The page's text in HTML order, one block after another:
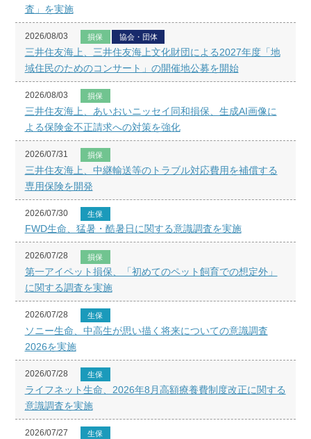
査」を実施
2026/08/03 損保 協会・団体
三井住友海上、三井住友海上文化財団による2027年度「地
域住民のためのコンサート」の開催地公募を開始
2026/08/03 損保
三井住友海上、あいおいニッセイ同和損保、生成AI画像に
よる保険金不正請求への対策を強化
2026/07/31 損保
三井住友海上、中継輸送等のトラブル対応費用を補償する
専用保険を開発
2026/07/30 生保
FWD生命、猛暑・酷暑日に関する意識調査を実施
2026/07/28 損保
第一アイペット損保、「初めてのペット飼育での想定外」
に関する調査を実施
2026/07/28 生保
ソニー生命、中高生が思い描く将来についての意識調査
2026を実施
2026/07/28 生保
ライフネット生命、2026年8月高額療養費制度改正に関する
意識調査を実施
2026/07/27 生保